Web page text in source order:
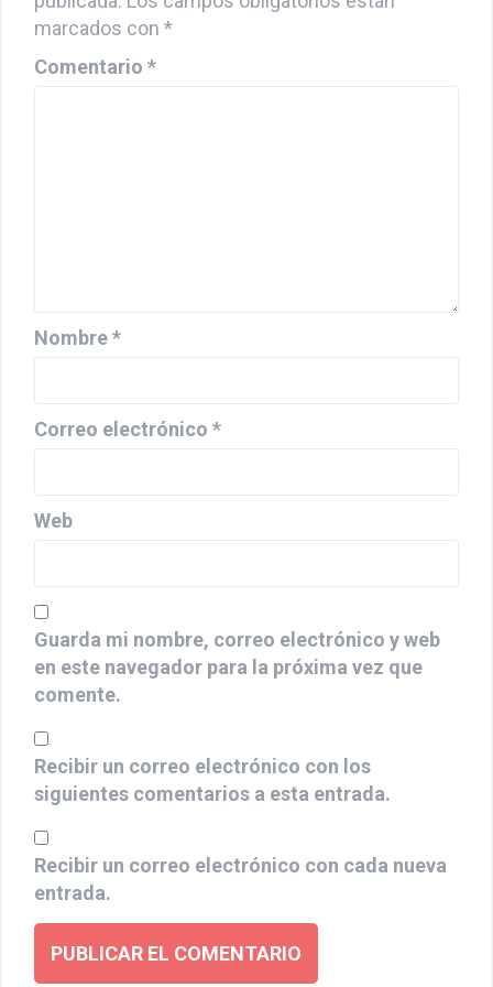
marcados con *
Comentario *
Nombre*
Correo electrónico *
Web
Guarda mi nombre, correo electrónico y web
en este navegador para la próxima vez que
comente.
Recibir un correo electrónico con los
siguientes comentarios a esta entrada.
Recibir un correo electrónico con cada nueva
entrada.